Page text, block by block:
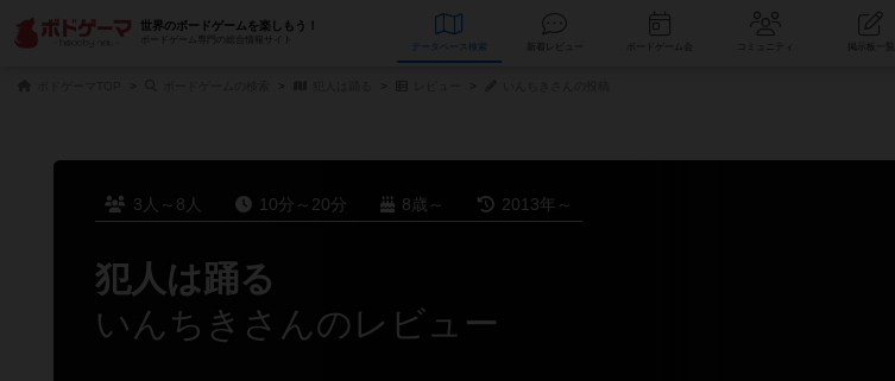
世界のボードゲームを楽しもう！
ボードゲーム専門の総合情報サイト
データベース コミュニティ
3人～8人 10分～20分 8歳～ 2013年～
犯人は踊る
いんちきさんのレビュー